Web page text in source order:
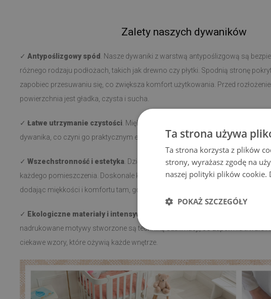
Zalety naszych dywaników
✓ Antypoślizgowy spód . Nasze dywaniki z warstwą antypoślizgową są
różnego rodzaju podłożach, takich jak drewno czy płytki. Spodnią stronę
zapobiec przesuwaniu się, co zwiększa komfort użytkowania. Przed
powierzchnia jest gładka, czysta i sucha.
✓ Łatwe utrzymanie czystości . Miękkie, krótkie włosie ułatwia czyszczenie i
dywanika, co czyni go praktycznym elementem w każdym wnętrzu.
✓ Wszechstronność i estetyka . Dzięki różnorodnym wzorom dywanik
każdego pomieszczenia. Doskonale komponuje się zarówno przy łóżku, w
dodając miękkości i komfortu tam, gdzie jest potrzebny.
✓ Ekologiczne materiały i intensywne kolory
nadrukowane motywy stworzone są techniką sublimacji, co zapewnia trwałe i
ciekawe wzory, które ożywią każde wnętrze.
Ta strona używa
Ta strona korzysta z plików
strony, wyrażasz zgodę na
naszej polityki plików cookie.
POKAŻ SZCZEGÓŁY